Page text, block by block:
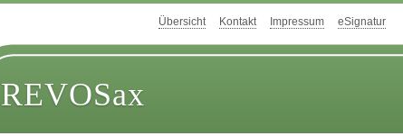
Übersicht Kontakt Impressum eSignatur
REVOSax